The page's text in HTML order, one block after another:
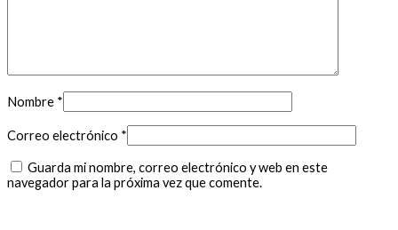
Nombre *
Correo electrónico *
Guarda mi nombre, correo electrónico y web en este
navegador para la próxima vez que comente.